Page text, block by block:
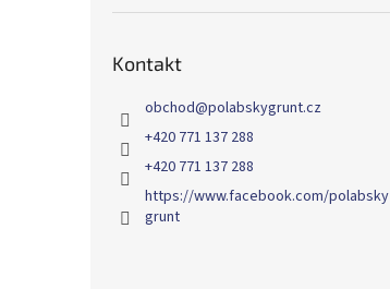
Kontakt
obchod@polabskygrunt.cz
+420 771 137 288
+420 771 137 288
https://www.facebook.com/polabsky
grunt